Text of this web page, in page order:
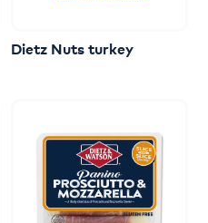
Dietz Nutsturkey